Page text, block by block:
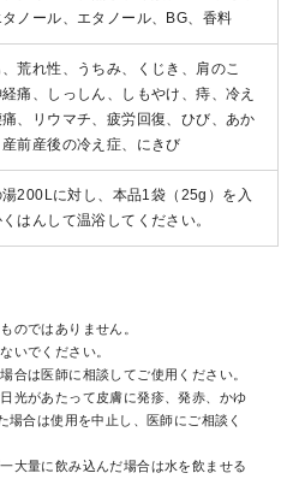
ノール、エタノール、BG、香料
荒れ性、うちみ、くじき、肩のこ
経痛、しっしん、しもやけ、痔、冷え
、リウマチ、疲労回復、ひび、あか
産前産後の冷え症、にきび
200Lに対し、本品1袋（25g）を入
はんして温浴してください。
のではありません。
いでください。
合は医師に相談してご使用ください。
光があたって皮膚に発疹、発赤、かゆ
場合は使用を中止し、医師にご相談く
大量に飲み込んだ場合は水を飲ませる